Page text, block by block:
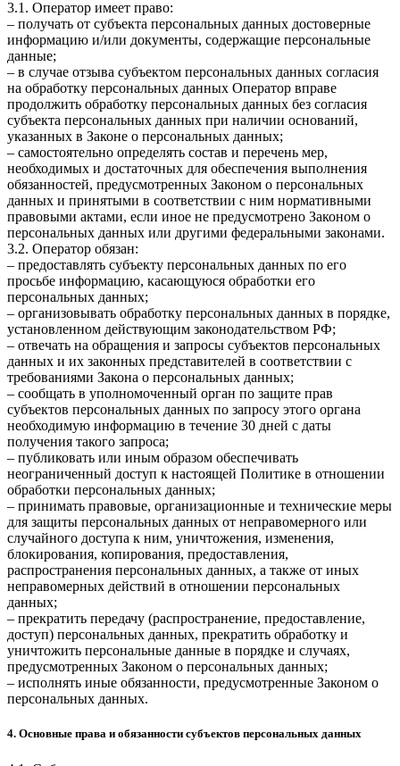
3.1. Оператор имеет право:
– получать от субъекта персональных данных достоверные
информацию и/или документы, содержащие персональные
данные;
– в случае отзыва субъектом персональных данных согласия
на обработку персональных данных Оператор вправе
продолжить обработку персональных данных без согласия
субъекта персональных данных при наличии оснований,
указанных в Законе о персональных данных;
– самостоятельно определять состав и перечень мер,
необходимых и достаточных для обеспечения выполнения
обязанностей, предусмотренных Законом о персональных
данных и принятыми в соответствии с ним нормативными
правовыми актами, если иное не предусмотрено Законом о
персональных данных или другими федеральными законами.
3.2. Оператор обязан:
– предоставлять субъекту персональных данных по его
просьбе информацию, касающуюся обработки его
персональных данных;
– организовывать обработку персональных данных в порядке,
установленном действующим законодательством РФ;
– отвечать на обращения и запросы субъектов персональных
данных и их законных представителей в соответствии с
требованиями Закона о персональных данных;
– сообщать в уполномоченный орган по защите прав
субъектов персональных данных по запросу этого органа
необходимую информацию в течение 30 дней с даты
получения такого запроса;
– публиковать или иным образом обеспечивать
неограниченный доступ к настоящей Политике в отношении
обработки персональных данных;
– принимать правовые, организационные и технические меры
для защиты персональных данных от неправомерного или
случайного доступа к ним, уничтожения, изменения,
блокирования, копирования, предоставления,
распространения персональных данных, а также от иных
неправомерных действий в отношении персональных
данных;
– прекратить передачу (распространение, предоставление,
доступ) персональных данных, прекратить обработку и
уничтожить персональные данные в порядке и случаях,
предусмотренных Законом о персональных данных;
– исполнять иные обязанности, предусмотренные Законом о
персональных данных.
4. Основные права и обязанности субъектов персональных данных